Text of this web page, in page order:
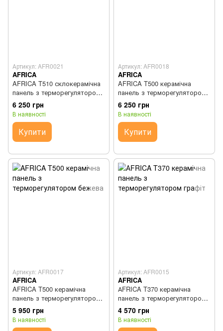
Артикул: AFR0021
AFRICA
AFRICA T510 склокерамічна
панель з терморегулятором
чорна
6 250 грн
В наявності
Купити
Артикул: AFR0018
AFRICA
AFRICA T500 керамічна
панель з терморегулятором
графіт
6 250 грн
В наявності
Купити
Артикул: AFR0017
AFRICA
AFRICA T500 керамічна
панель з терморегулятором
бежева
5 950 грн
В наявності
Артикул: AFR0015
AFRICA
АFRICA T370 керамічна
панель з терморегулятором
графіт
4 570 грн
В наявності